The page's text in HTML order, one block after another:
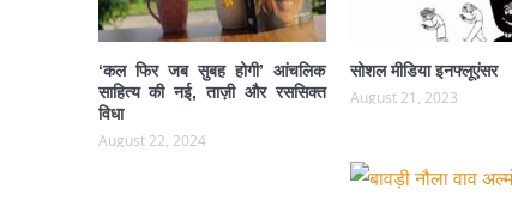
‘कल फिर जब सुबह होगी’ आंचलिक
साहित्य की नई, ताज़ी और रससिक्त
विधा
August 22, 2024
सोशल मीडिया इनफ्लूएंसर
August 21, 2023